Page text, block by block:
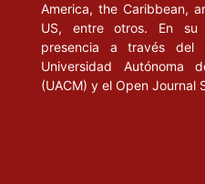
America, the Caribbean,
US, entre otros. En su
presencia a través del
Universidad
(UACM) y el Open Journal